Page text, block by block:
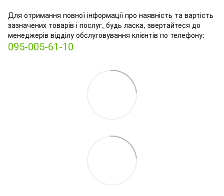
Для отримання повної інформації про наявність та вартість
зазначених товарів і послуг, будь ласка, звертайтеся до
менеджерів відділу обслуговування клієнтів по телефону:
095-005-61-10